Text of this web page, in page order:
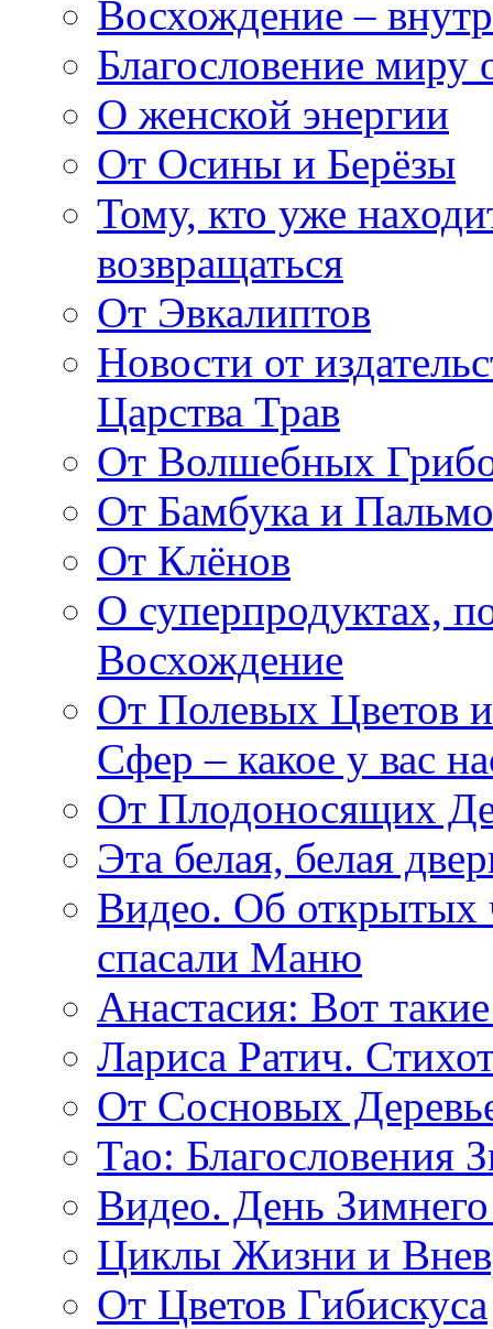
Восхождение –
Благословение миру
О женской энергии
От Осины и Берёзы
Тому, кто уже
возвращаться
От Эвкалиптов
Новости от
Царства Трав
От Волшебных
От Бамбука и
От Клёнов
О суперпродуктах,
Восхождение
От Полевых Цветов
Сфер – какое у вас
От Плодоносящих
Эта белая, белая
Видео. Об открытых
спасали Маню
Анастасия: Вот
Лариса Ратич.
От Сосновых
Тао: Благословения
Видео. День
Циклы Жизни и
От Цветов Гибискуса